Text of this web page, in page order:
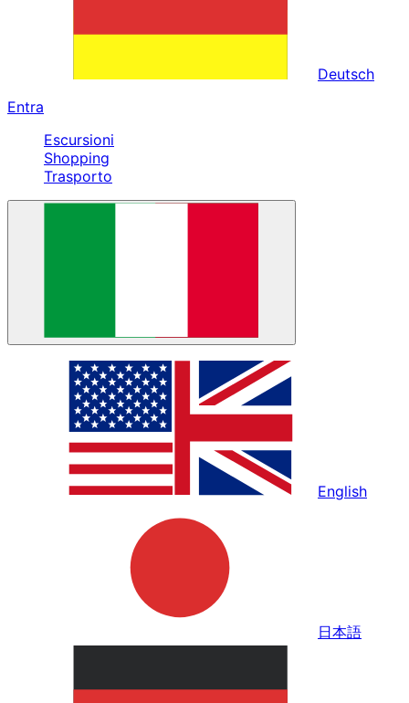
Deutsch
Entra
Escursioni
Shopping
Trasporto
English
日本語